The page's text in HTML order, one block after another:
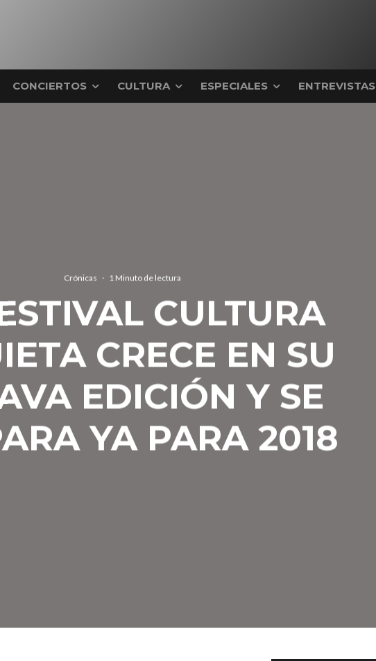
CONCIERTOS CULTURA ESPECIALES ENTREVISTAS
Crónicas · 1 Minuto de lectura
CULTURA
CRECE EN SU
EDICIÓN Y SE
YA PARA 2018